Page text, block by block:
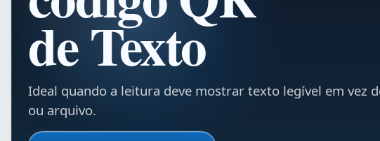
de Texto
Ideal quando a leitura deve mostrar texto legível em vez
ou arquivo.